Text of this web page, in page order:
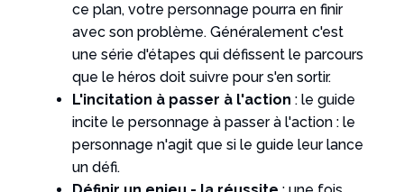
ce plan, votre personnage pourra en finir
avec son problème. Généralement c'est
une série d'étapes qui défissent le parcours
que le héros doit suivre pour s'en sortir.
L'incitation à passer à l'action : le guide
incite le personnage à passer à l'action : le
personnage n'agit que si le guide leur lance
un défi.